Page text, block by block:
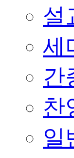
설
세
간
찬
일